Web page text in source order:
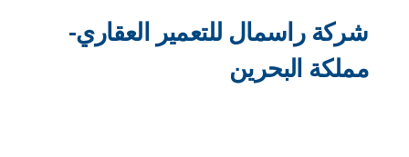
شركة راسمال للتعمير العقاري-
مملكة البحرين